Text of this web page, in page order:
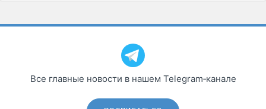
Все главные новости в нашем Telegram‑канале